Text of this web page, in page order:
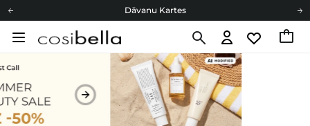
Dāvanu Kartes
Cosibella lojalitātes programma
Dāvanu Kartes